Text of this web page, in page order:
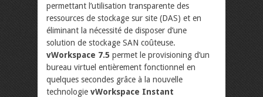
permettant l’utilisation transparente des
ressources de stockage sur site (DAS) et en
éliminant la nécessité de disposer d’une
solution de stockage SAN coûteuse.
vWorkspace 7.5 permet le provisioning d’un
bureau virtuel entièrement fonctionnel en
quelques secondes grâce à la nouvelle
technologie vWorkspace Instant